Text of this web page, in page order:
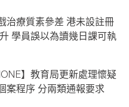
治療質素參差 港未設註冊
學員誤以為讀幾日課可執
】教育局更新處理懷疑
案程序 分兩類通報要求